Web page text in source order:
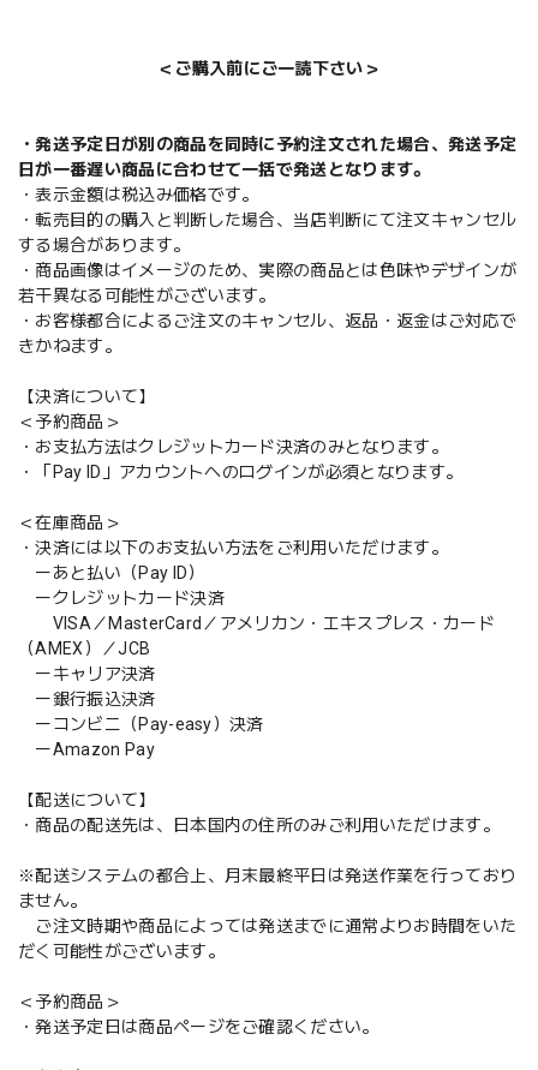
＜ご購入前にご一読下さい＞
・発送予定日が別の商品を同時に予約注文された場合、発送予定
日が一番遅い商品に合わせて一括で発送となります。
・表示金額は税込み価格です。
・転売目的の購入と判断した場合、当店判断にて注文キャンセル
する場合があります。
・商品画像はイメージのため、実際の商品とは色味やデザインが
若干異なる可能性がございます。
・お客様都合によるご注文のキャンセル、返品・返金はご対応で
きかねます。
【決済について】
＜予約商品＞
・お支払方法はクレジットカード決済のみとなります。
・「Pay ID」アカウントへのログインが必須となります。
＜在庫商品＞
・決済には以下のお支払い方法をご利用いただけます。
ーあと払い（Pay ID）
ークレジットカード決済
VISA／MasterCard／アメリカン・エキスプレス・カード
（AMEX）／JCB
ーキャリア決済
ー銀行振込決済
ーコンビニ（Pay-easy）決済
ーAmazon Pay
【配送について】
・商品の配送先は、日本国内の住所のみご利用いただけます。
※配送システムの都合上、月末最終平日は発送作業を行っており
ません。
ご注文時期や商品によっては発送までに通常よりお時間をいた
だく可能性がございます。
＜予約商品＞
・発送予定日は商品ページをご確認ください。